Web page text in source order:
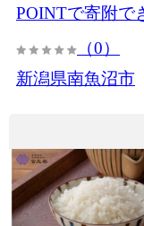
POINTで寄附で
（0）
新潟県南魚沼市